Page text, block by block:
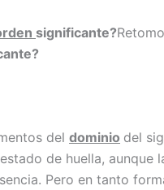
significante?
del dominio del
de huella, aunque
Pero en tanto